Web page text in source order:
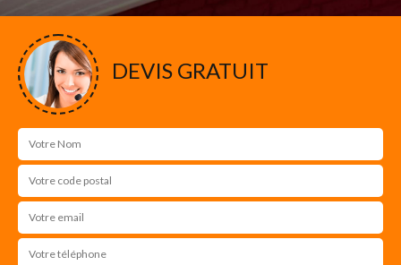
DEVIS GRATUIT